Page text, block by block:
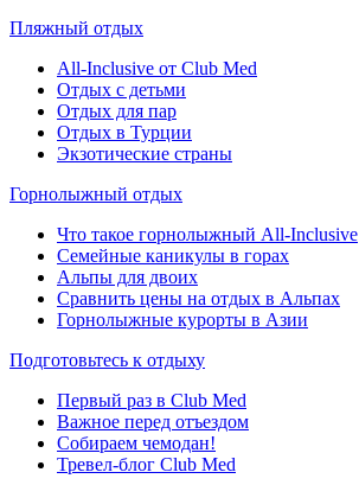
Пляжный отдых
All-Inclusive от Club Med
Отдых с детьми
Отдых для пар
Отдых в Турции
Экзотические страны
Горнолыжный отдых
Что такое горнолыжный All-Inclusive
Семейные каникулы в горах
Альпы для двоих
Сравнить цены на отдых в Альпах
Горнолыжные курорты в Азии
Подготовьтесь к отдыху
Первый раз в Club Med
Важное перед отъездом
Собираем чемодан!
Тревел-блог Club Med